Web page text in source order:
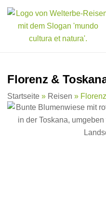
springen
Florenz &
Startseite » Reisen »